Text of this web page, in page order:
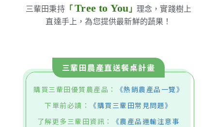
三輩田秉持「Tree to You 」 理念，實踐樹上
直達手上，為您提供最新鮮的蔬果！
三輩田農產直送餐桌計畫
購買三輩田優質農產品：
《熱銷農產品一覽》
下單前必讀：
《購買三輩田常見問題》
了解更多三輩田資訊：
《農產品運輸注意事